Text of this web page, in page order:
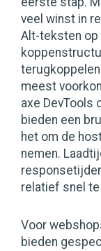
veel winst in
Alt-teksten op
meest
axe DevTools
bieden een
het om de
nemen.
relatief snel
Voor
bieden